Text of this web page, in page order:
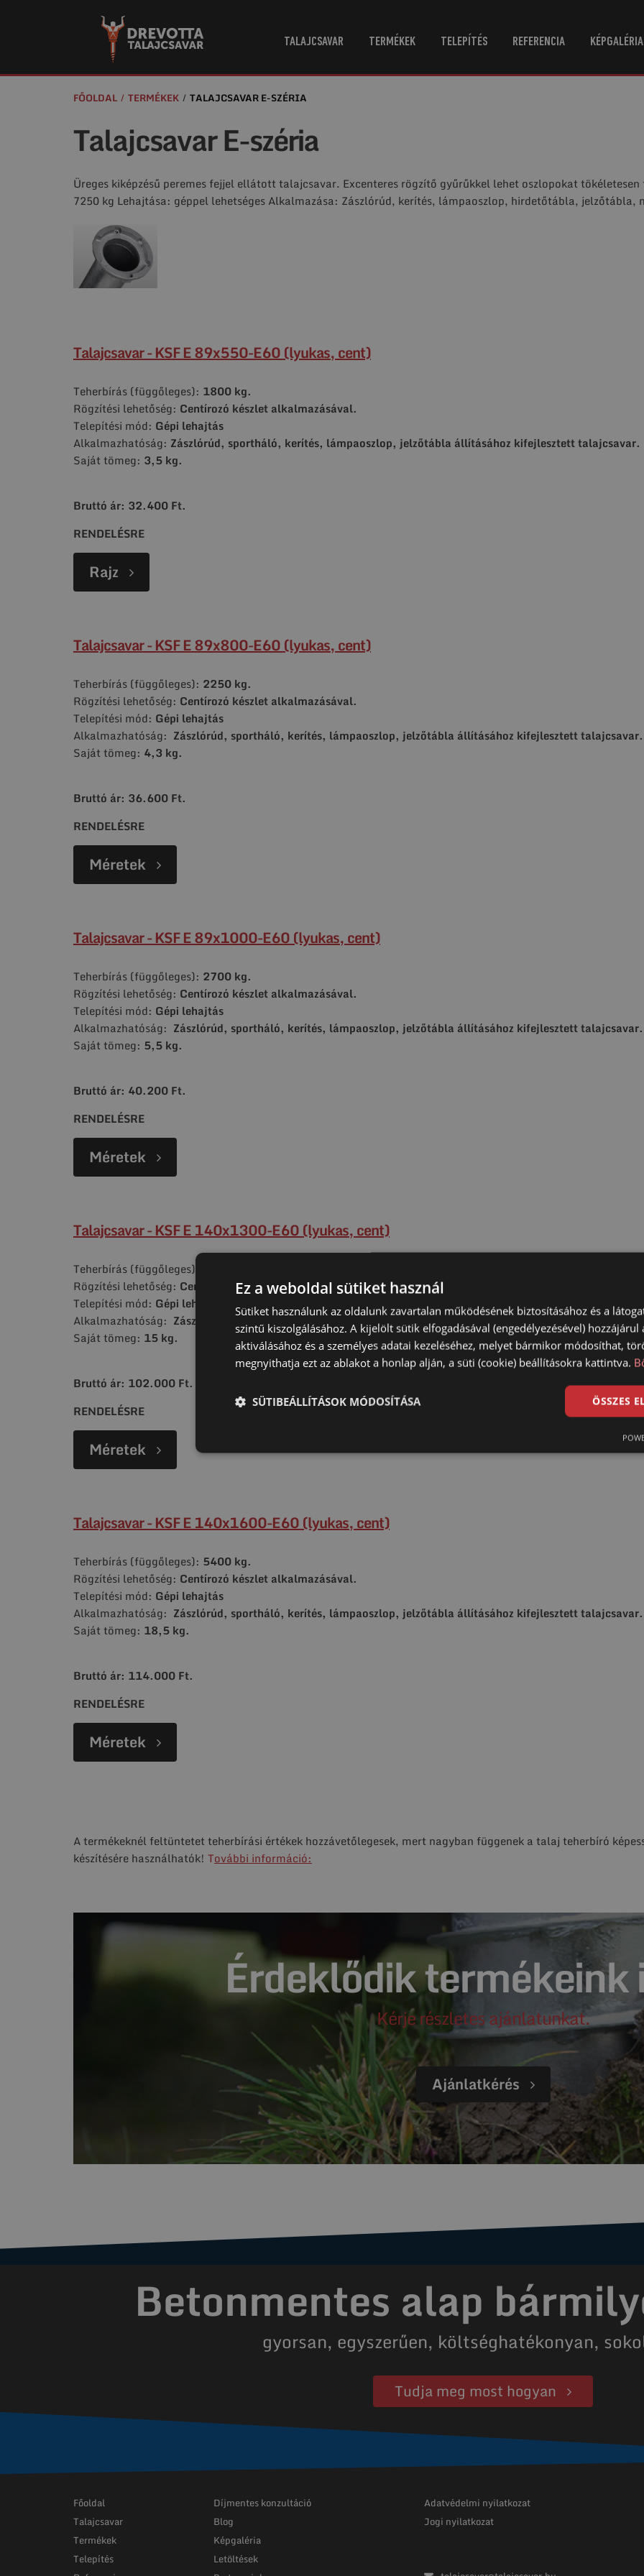
TALAJCSAVAR TERMÉKEK TELEPÍTÉS REFERENCIA KÉPGALÉRIA
FŐOLDAL TERMÉKEK TALAJCSAVAR E-SZÉRIA
Talajcsavar E-széria
Üreges kiképzésű peremes fejjel ellátott talajcsavar. Excenteres rögzítő gyűrűkkel lehet oszlopokat
7250 kg Lehajtása: géppel lehetséges Alkalmazása: Zászlórúd, kerítés, lámpaoszlop, hirdetőtábla,
Talajcsavar - KSF E 89x550-E60 (lyukas, cent)
Teherbírás (függőleges): 1800 kg.
Rögzítési lehetőség: Centírozó készlet alkalmazásával.
Telepítési mód: Gépi lehajtás
Alkalmazhatóság: Zászlórúd, sportháló, kerítés, lámpaoszlop, jelzőtábla állításához kifejlesztett talajcsavar.
Saját tömeg: 3,5 kg.
Bruttó ár: 32.400 Ft.
RENDELÉSRE
Rajz
Talajcsavar - KSF E 89x800-E60 (lyukas, cent)
Teherbírás (függőleges): 2250 kg.
Rögzítési lehetőség: Centírozó készlet alkalmazásával.
Telepítési mód: Gépi lehajtás
Alkalmazhatóság: Zászlórúd, sportháló, kerítés, lámpaoszlop, jelzőtábla állításához kifejlesztett
Saját tömeg: 4,3 kg.
Bruttó ár: 36.600 Ft.
RENDELÉSRE
Méretek
Talajcsavar - KSF E 89x1000-E60 (lyukas, cent)
Teherbírás (függőleges): 2700 kg.
Rögzítési lehetőség: Centírozó készlet alkalmazásával.
Telepítési mód: Gépi lehajtás
Alkalmazhatóság: Zászlórúd, sportháló, kerítés, lámpaoszlop, jelzőtábla állításához kifejlesztett
Saját tömeg: 5,5 kg.
Bruttó ár: 40.200 Ft.
RENDELÉSRE
Méretek
Talajcsavar - KSF E 140x1300-E60 (lyukas, cent)
Teherbírás (függőleges):
Rögzítési lehetőség: Centírozó készlet alkalmazásával.
Telepítési mód: Gépi lehajtás
Alkalmazhatóság: Zászlórúd, sportháló, kerítés, lámpaoszlop, jelzőtábla állításához kifejlesztett
Saját tömeg: 15 kg.
Bruttó ár: 102.000 Ft.
RENDELÉSRE
Méretek
Talajcsavar - KSF E 140x1600-E60 (lyukas, cent)
Teherbírás (függőleges): 5400 kg.
Rögzítési lehetőség: Centírozó készlet alkalmazásával.
Telepítési mód: Gépi lehajtás
Alkalmazhatóság: Zászlórúd, sportháló, kerítés, lámpaoszlop, jelzőtábla állításához kifejlesztett
Saját tömeg: 18,5 kg.
Bruttó ár: 114.000 Ft.
RENDELÉSRE
Méretek
A termékeknél feltüntetet teherbírási értékek hozzávetőlegesek, mert nagyban függenek a talaj teherbíró
készítésére használhatók! További információ:
Érdeklődik
Kérje részletes ajánlatunkat.
Ajánlatkérés
Betonmentes alap
gyorsan, egyszerűen, költséghatékonyan,
Tudja meg most hogyan
Főoldal
Talajcsavar
Termékek
Telepítés
Díjmentes konzultáció
Blog
Képgaléria
Letöltések
Adatvédelmi nyilatkozat
Jogi nyilatkozat
Ez a weboldal sütiket használ
Sütiket használunk az oldalunk zavartalan működésének biztosításához és a
szintű kiszolgálásához. A kijelölt sütik elfogadásával (engedélyezésével) hozzájárul
aktiválásához és a személyes adatai kezeléséhez, melyet bármikor módosíthat,
megnyithatja ezt az ablakot a honlap alján, a süti (cookie) beállításokra kattintva.
ÖSSZES
SÜTIBEÁLLÍTÁSOK MÓDOSÍTÁSA